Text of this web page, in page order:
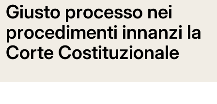
Giusto processo nei
procedimenti innanzi la
Corte Costituzionale